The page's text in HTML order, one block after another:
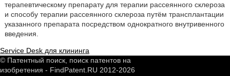
терапевтическому препарату для терапии рассеянного склероза
и способу терапии рассеянного склероза путём трансплантации
указанного препарата посредством однократного внутривенного
введения.
Service Desk для клининга
© Патентный поиск, поиск патентов на
изобретения - FindPatent.RU 2012-2026